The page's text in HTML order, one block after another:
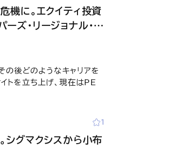
機に。エクイティ投資
ズ・リージョナル・
後編＞【BEYOND-
後どのようなキャリアを
トを立ち上げ、現在はPE
1
シグマクシスから小布